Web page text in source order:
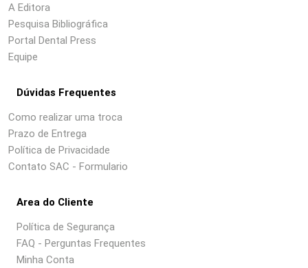
A Editora
Pesquisa Bibliográfica
Portal Dental Press
Equipe
Dúvidas Frequentes
Como realizar uma troca
Prazo de Entrega
Política de Privacidade
Contato SAC - Formulario
Area do Cliente
Política de Segurança
FAQ - Perguntas Frequentes
Minha Conta